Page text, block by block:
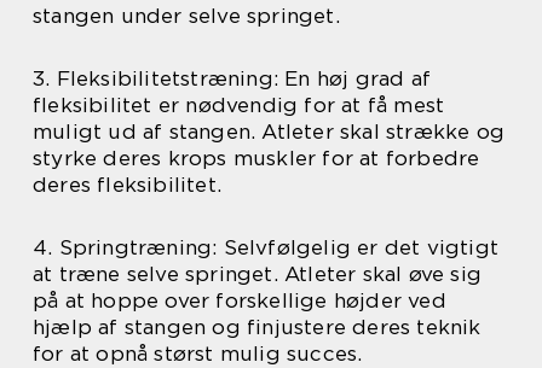
stangen under selve springet.
3. Fleksibilitetstræning: En høj grad af
fleksibilitet er nødvendig for at få mest
muligt ud af stangen. Atleter skal strække og
styrke deres krops muskler for at forbedre
deres fleksibilitet.
4. Springtræning: Selvfølgelig er det vigtigt
at træne selve springet. Atleter skal øve sig
på at hoppe over forskellige højder ved
hjælp af stangen og finjustere deres teknik
for at opnå størst mulig succes.